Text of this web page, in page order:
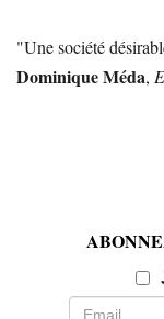
"Une société
Dominique Méda,